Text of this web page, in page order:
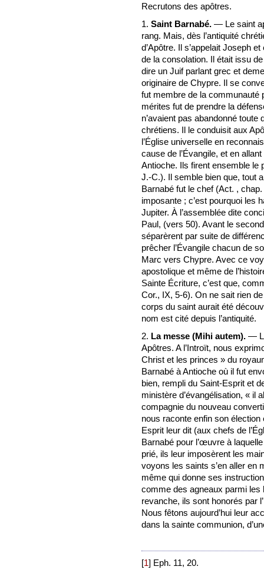
Recrutons des apôtres.
1. Saint Barnabé. — Le saint
rang. Mais, dès l’antiquité
d’Apôtre. Il s’appelait Joseph
de la consolation. Il était issu
dire un Juif parlant grec et
originaire de Chypre. Il se
fut membre de la communauté
mérites fut de prendre la
n’avaient pas abandonné toute
chrétiens. Il le conduisit aux
l’Église universelle en
cause de l’Évangile, et en
Antioche. Ils firent ensemble le
J.-C.). Il semble bien que, tout
Barnabé fut le chef (Act. ,
imposante ; c’est pourquoi les
Jupiter. À l’assemblée dite
Paul, (vers 50). Avant le
séparèrent par suite de
prêcher l’Évangile chacun de
Marc vers Chypre. Avec ce
apostolique et même de
Sainte Écriture, c’est que,
Cor., IX, 5-6). On ne sait rien
corps du saint aurait été
nom est cité depuis l’antiquité.
2. La messe (Mihi autem). —
Apôtres. A l’Introït, nous
Christ et les princes » du
Barnabé à Antioche où il fut
bien, rempli du Saint-Esprit et
ministère d’évangélisation, « il
compagnie du nouveau
nous raconte enfin son
Esprit leur dit (aux chefs de
Barnabé pour l’œuvre à
prié, ils leur imposèrent les
voyons les saints s’en aller en
même qui donne ses
comme des agneaux parmi les
revanche, ils sont honorés par
Nous fêtons aujourd’hui leur
dans la sainte communion,
[1] Eph. 11, 20.